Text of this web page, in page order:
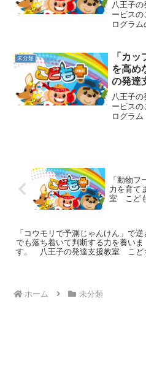
八王子
ービス
ログラ
は、床
スを作
未分類
「カ
を高め
の発達
放課後
八王子
ービス
ログラム
「動物
力を育て
室 こども
「コウモリで予測じゃんけん」で逆
でも落ち着いて判断する力を養いま
す。 八王子の発達支援教室 こど
ホーム 未分類